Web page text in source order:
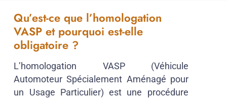
Qu’est-ce que l’homologation
VASP et pourquoi est-elle
obligatoire ?
L’homologation VASP (Véhicule
Automoteur Spécialement Aménagé pour
un Usage Particulier) est une procédure